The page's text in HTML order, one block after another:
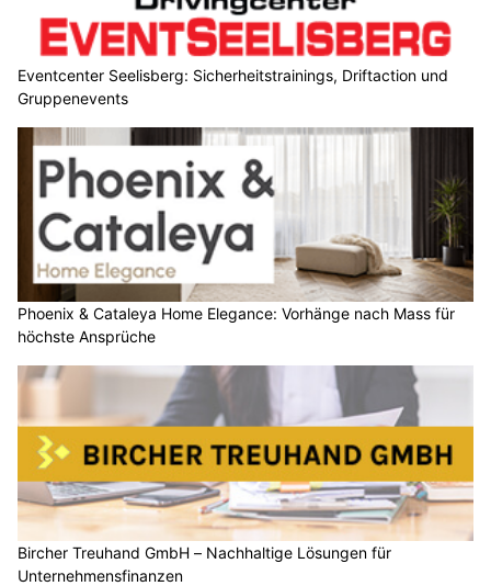
Eventcenter Seelisberg: Sicherheitstrainings, Driftaction und
Gruppenevents
Phoenix & Cataleya Home Elegance: Vorhänge nach Mass für
höchste Ansprüche
Bircher Treuhand GmbH – Nachhaltige Lösungen für
Unternehmensfinanzen